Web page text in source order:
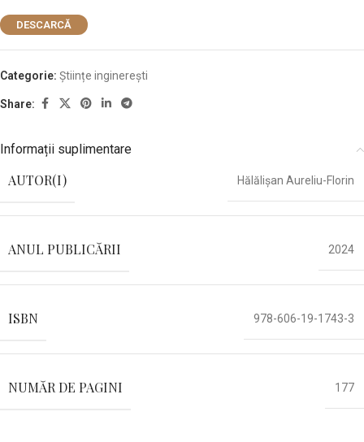
DESCARCĂ
Categorie: Științe inginerești
Share:
Informații suplimentare
AUTOR(I) Hălălișan Aureliu-Florin
ANUL PUBLICĂRII 2024
ISBN 978-606-19-1743-3
NUMĂR DE PAGINI 177